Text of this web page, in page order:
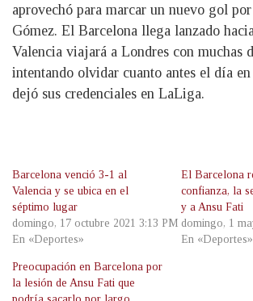
aprovechó para marcar un nuevo gol
Gómez. El Barcelona llega lanzado
Valencia viajará a Londres con muchas
intentando olvidar cuanto antes el día
dejó sus credenciales en LaLiga.
Barcelona venció 3-1 al
Valencia y se ubica en el
séptimo lugar
domingo, 17 octubre 2021 3:13 PM
En «Deportes»
El Barcelona
confianza, la
y a Ansu Fati
domingo, 1
En «Deportes»
Preocupación en Barcelona por
la lesión de Ansu Fati que